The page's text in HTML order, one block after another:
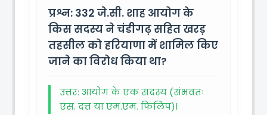
प्रश्न: 332 जे.सी. शाह आयोग के
किस सदस्य ने चंडीगढ़ सहित खरड़
तहसील को हरियाणा में शामिल किए
जाने का विरोध किया था?
उत्तर: आयोग के एक सदस्य (संभवतः
एस. दत्त या एम.एम. फिलिप)।